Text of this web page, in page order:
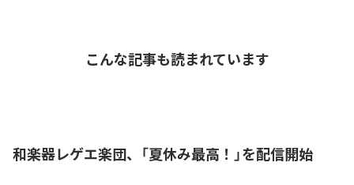
こんな記事も読まれています
和楽器レゲエ楽団、「夏休み最高！」を配信開始